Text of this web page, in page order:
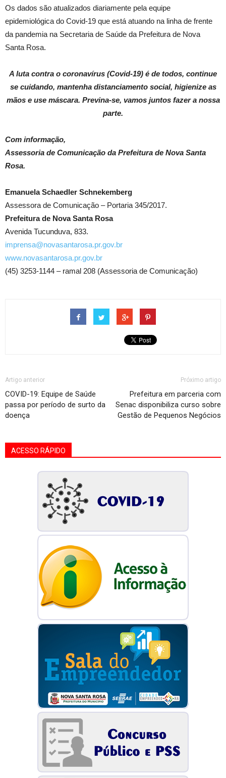
Os dados são atualizados diariamente pela equipe
epidemiológica do Covid-19 que está atuando na linha de frente
da pandemia na Secretaria de Saúde da Prefeitura de Nova
Santa Rosa.
A luta contra o coronavírus (Covid-19) é de todos, continue
se cuidando, mantenha distanciamento social, higienize as
mãos e use máscara. Previna-se, vamos juntos fazer a nossa
parte.
Com informação,
Assessoria de Comunicação da Prefeitura de Nova Santa
Rosa.
Emanuela Schaedler Schnekemberg
Assessora de Comunicação – Portaria 345/2017.
Prefeitura de Nova Santa Rosa
Avenida Tucunduva, 833.
imprensa@novasantarosa.pr.gov.br
www.novasantarosa.pr.gov.br
(45) 3253-1144 – ramal 208 (Assessoria de Comunicação)
Artigo anterior
COVID-19: Equipe de Saúde
passa por período de surto da
doença
Próximo artigo
Prefeitura em parceria com
Senac disponibiliza curso sobre
Gestão de Pequenos Negócios
ACESSO RÁPIDO